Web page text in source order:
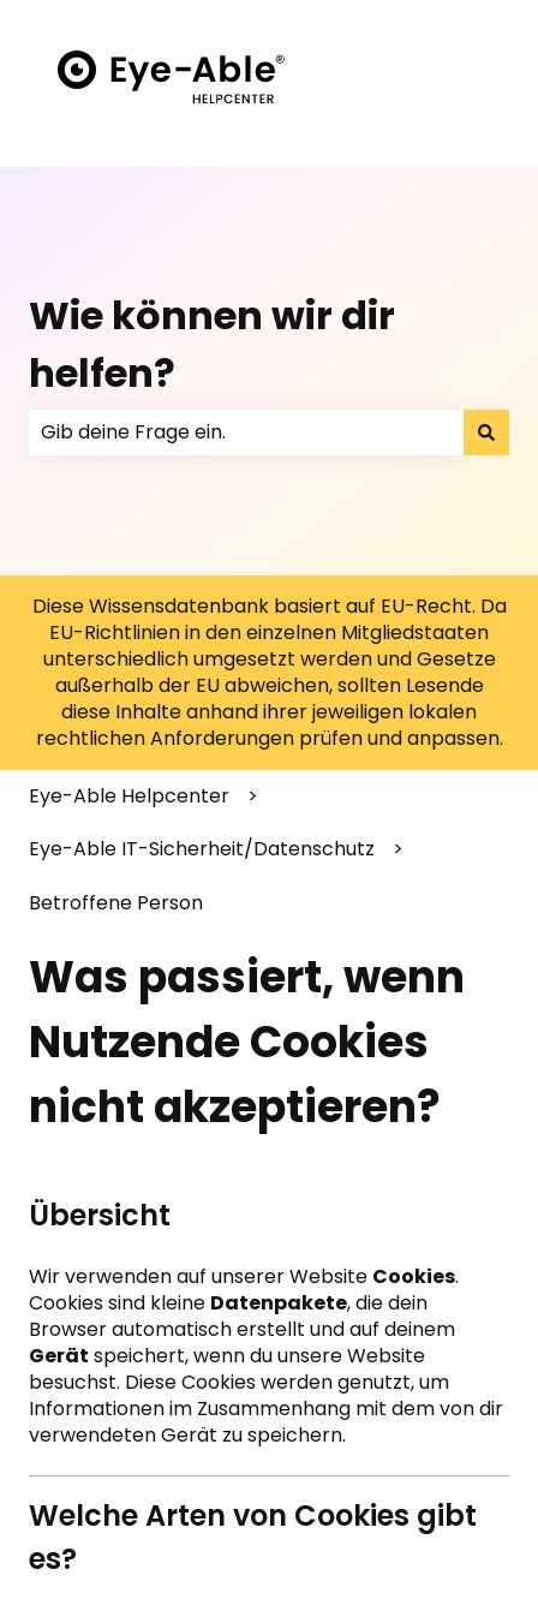
Wie können wir dir
helfen?
Diese Wissensdatenbank basiert auf EU-Recht. Da
EU-Richtlinien in den einzelnen Mitgliedstaaten
unterschiedlich umgesetzt werden und Gesetze
außerhalb der EU abweichen, sollten Lesende
diese Inhalte anhand ihrer jeweiligen lokalen
rechtlichen Anforderungen prüfen und anpassen.
Eye-Able Helpcenter
Eye-Able IT-Sicherheit/Datenschutz
Betroffene Person
Was passiert, wenn
Nutzende Cookies
nicht akzeptieren?
Übersicht
Wir verwenden auf unserer Website Cookies.
Cookies sind kleine Datenpakete, die dein
Browser automatisch erstellt und auf deinem
Gerät speichert, wenn du unsere Website
besuchst. Diese Cookies werden genutzt, um
Informationen im Zusammenhang mit dem von dir
verwendeten Gerät zu speichern.
Welche Arten von Cookies gibt
es?